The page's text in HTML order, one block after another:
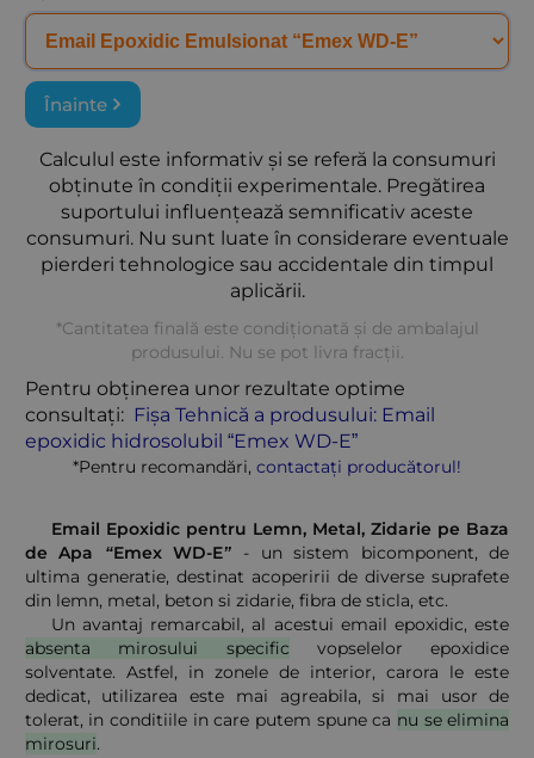
Înainte
Calculul este informativ și se referă la consumuri
obținute în condiții experimentale. Pregătirea
suportului influențează semnificativ aceste
consumuri. Nu sunt luate în considerare eventuale
pierderi tehnologice sau accidentale din timpul
aplicării.
*Cantitatea finală este condiționată și de ambalajul
produsului. Nu se pot livra fracții
Pentru obținerea unor rezultate optime
consultați: Fișa Tehnică a produsului: Email
epoxidic hidrosolubil “Emex WD-E”
*Pentru recomandări, contactați producătorul!
Email Epoxidic pentru Lemn, Metal, Zidarie pe Baza
de Apa “Emex WD-E” - un sistem bicomponent, de
ultima generatie, destinat acoperirii de diverse suprafete
din lemn, metal, beton si zidarie, fibra de sticla, etc.
Un avantaj remarcabil, al acestui email epoxidic, este
absenta mirosului specific vopselelor epoxidice
solventate. Astfel, in zonele de interior, carora le este
dedicat, utilizarea este mai agreabila, si mai usor de
tolerat, in conditiile in care putem spune ca nu se elimina
mirosuri.